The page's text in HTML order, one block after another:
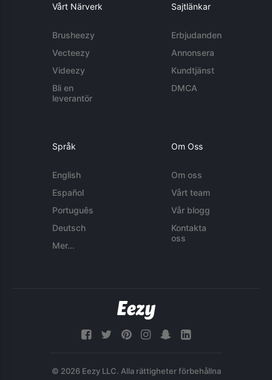
Vårt Närverk
Brusheezy
Vecteezy
Videezy
Bli en
leverantör
Sajtlänkar
Erbjudanden
Annonsera
Kundtjänst
DMCA
Språk
English
Español
Português
Deutsch
Mer...
Om Oss
Om oss
Vårt team
Vår blogg
Kontakta
oss
© 2026 Eezy LLC. Alla rättigheter förbehållna